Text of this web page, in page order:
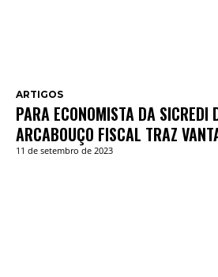
ARTIGOS
PARA ECONOMISTA DA SICREDI
ARCABOUÇO FISCAL TRAZ
11 de setembro de 2023